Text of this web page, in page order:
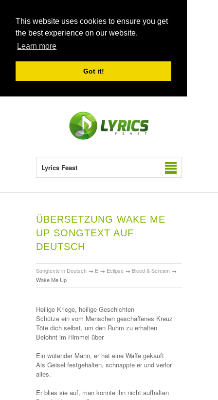
This website uses cookies to ensure you get
the best experience on our website.
Learn more
Got it!
Lyrics Feast
ÜBERSETZUNG WAKE ME
UP SONGTEXT AUF
DEUTSCH
Songtexte in Deutsch → E → Eclipse → Bleed & Scream →
Wake Me Up
Heilige Kriege, heilige Geschichten
Schütze ein vom Menschen geschaffenes Kreuz
Töte dich selbst, um den Ruhm zu erhalten
Belohnt im Himmel über
Ein wütender Mann, er hat eine Waffe gekauft
Als Geisel festgehalten, schnappte er und verlor
alles.
Er blies sie auf, man konnte ihn nicht aufhalten